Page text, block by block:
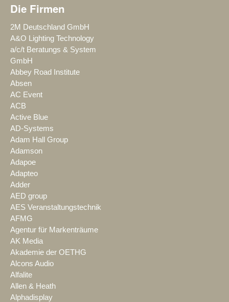
Die Firmen
2M Deutschland GmbH
A&O Lighting Technology
a/c/t Beratungs & System
GmbH
Abbey Road Institute
Absen
AC Event
ACB
Active Blue
AD-Systems
Adam Hall Group
Adamson
Adapoe
Adapteo
Adder
AED group
AES Veranstaltungstechnik
AFMG
Agentur für Markenträume
AK Media
Akademie der OETHG
Alcons Audio
Alfalite
Allen & Heath
Alphadisplay